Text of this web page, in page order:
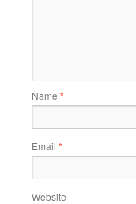
Name *
Email *
Website